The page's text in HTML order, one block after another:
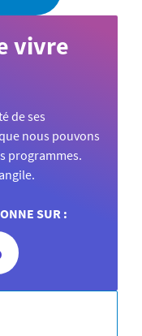
vivre
de ses
nous pouvons
programmes.
SUR :